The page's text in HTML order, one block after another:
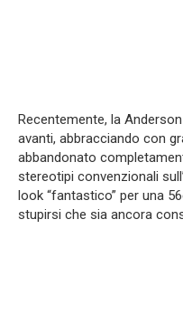
Recentemente, la
avanti, abbracciando con
abbandonato
stereotipi convenzionali
look “fantastico” per una
stupirsi che sia ancora